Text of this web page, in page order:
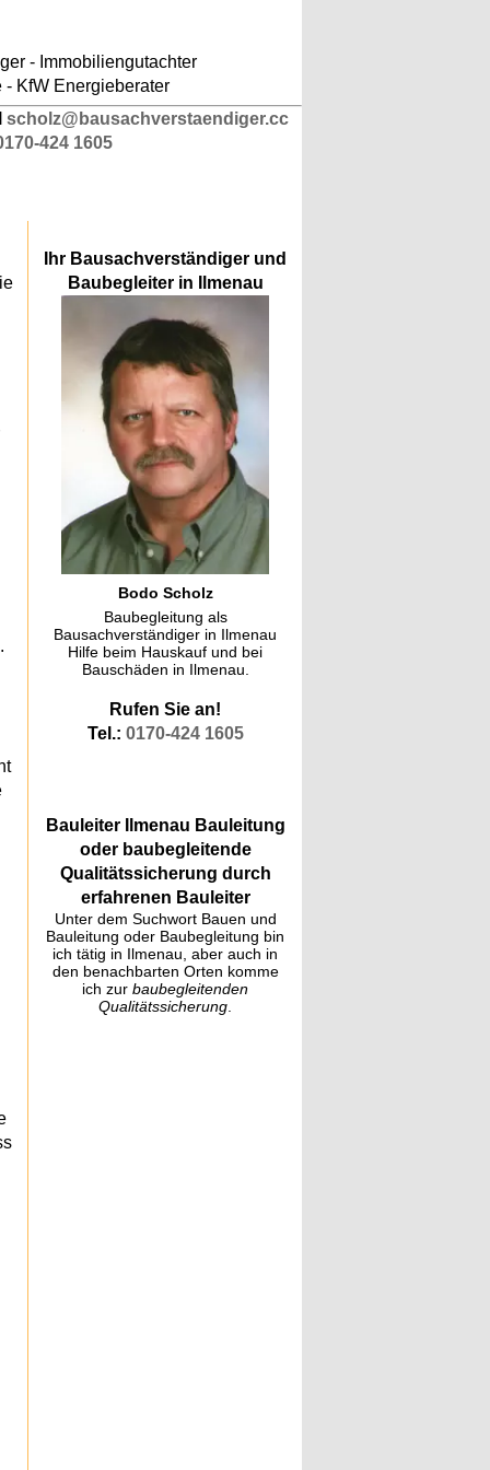
- Immobiliengutachter
- KfW Energieberater
scholz@bausachverstaendiger.cc
424 1605
Ihr Bausachverständiger und
Baubegleiter in Ilmenau
Bodo Scholz
Baubegleitung als
Bausachverständiger in Ilmenau
Hilfe beim Hauskauf und bei
Bauschäden in Ilmenau.
Rufen Sie an!
Tel.: 0170-424 1605
Bauleiter Ilmenau Bauleitung
oder baubegleitende
Qualitätssicherung durch
erfahrenen Bauleiter
Unter dem Suchwort Bauen und
Bauleitung oder Baubegleitung bin
ich tätig in Ilmenau, aber auch in
den benachbarten Orten komme
ich zur baubegleitenden
Qualitätssicherung